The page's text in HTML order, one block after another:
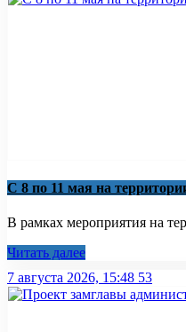
С 8 по 11 мая на
В рамках мероприятия на
Читать далее
7 августа 2026, 15:48 53